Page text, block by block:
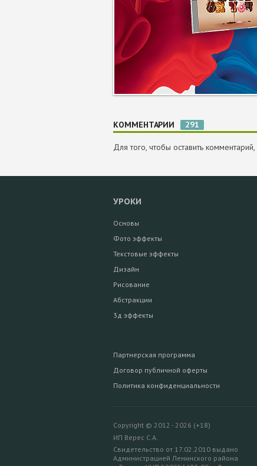
КОММЕНТАРИИ 291
Для того, чтобы оставить комментарий,
УРОКИ
Основы
Фото эффекты
Текстовые эффекты
Дизайн
Рисование
Абстракции
3д эффекты
Партнерская программа
Договор публичной оферты
Политика конфиденциальности
Copyright © 2012 - 2026 (+18)
ИП Верес С.А.
Свидетельство от 17.02.2010 выдано
Администрацией Ленинского района